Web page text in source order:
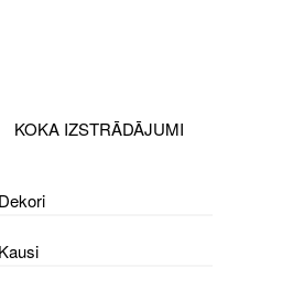
KOKA IZSTRĀDĀJUMI
Dekori
Kausi